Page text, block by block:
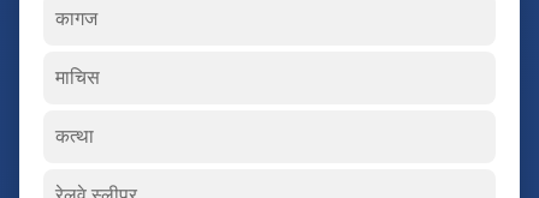
कागज
माचिस
कत्था